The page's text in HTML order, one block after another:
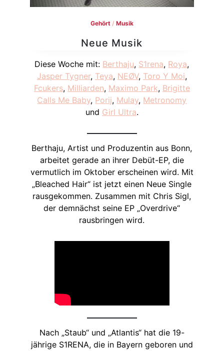
Gehört/ Musik
Neue Musik
Diese Woche mit: Berthaju, S1rena, Roya,
Jasper Tygner, Teya, NEØV, Toro Y Moi,
Fcukers, Milliarden, Maximo Park, Brigitte
Calls Me Baby, Porij, Mulay, Metronomy
und Girl Ultra.
Berthaju, Artist und Produzentin aus Bonn,
arbeitet gerade an ihrer Debüt-EP, die
vermutlich im Oktober erscheinen wird. Mit
„Bleached Hair“ ist jetzt einen Neue Single
rausgekommen. Zusammen mit Chris Sigl,
der demnächst seine EP „Overdrive“
rausbringen wird.
Nach „Staub“ und „Atlantis“ hat die 19-
jährige S1RENA, die in Bayern geboren und